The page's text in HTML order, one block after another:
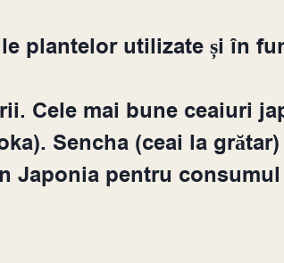
plantelor utilizate și în
Cele mai bune ceaiuri
Sencha (ceai la grătar)
Japonia pentru